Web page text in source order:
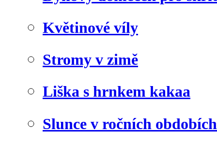
Květinové víly
Stromy v zimě
Liška s hrnkem kakaa
Slunce v ročních obdobích